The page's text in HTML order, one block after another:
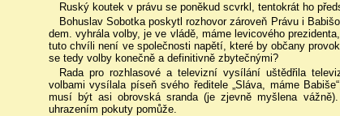
Ruský koutek v právu se poněkud scvrkl, tentokrát ho
Bohuslav Sobotka poskytl rozhovor zároveň Právu i
dem. vyhrála volby, je ve vládě, máme levicového
tuto chvíli není ve společnosti napětí, které by občany
se tedy volby konečně a definitivně zbytečnými?
Rada pro rozhlasové a televizní vysílání uštědřila
volbami vysílala píseň svého ředitele „Sláva, máme
musí být asi obrovská sranda (je zjevně myšlena
uhrazením pokuty pomůže.